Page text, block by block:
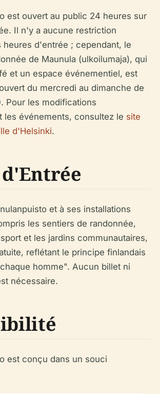
est ouvert au public 24 heures sur
Il n'y a aucune restriction
heures d'entrée ; cependant, le
de Maunula (ulkoilumaja), qui
et un espace événementiel, est
du mercredi au dimanche de
Pour les modifications
les événements, consultez le site
d'Helsinki.
et à ses installations
les sentiers de randonnée,
et les jardins communautaires,
reflétant le principe finlandais
homme". Aucun billet ni
nécessaire.
est conçu dans un souci